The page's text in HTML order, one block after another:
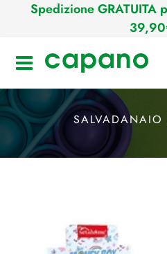
Spedizione GRATUITA
Open
SALVADANAIO